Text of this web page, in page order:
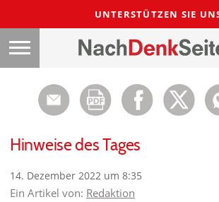
UNTERSTÜTZEN SIE
Hinweise des Tages
14. Dezember 2022 um 8:35
Ein Artikel von: Redaktion